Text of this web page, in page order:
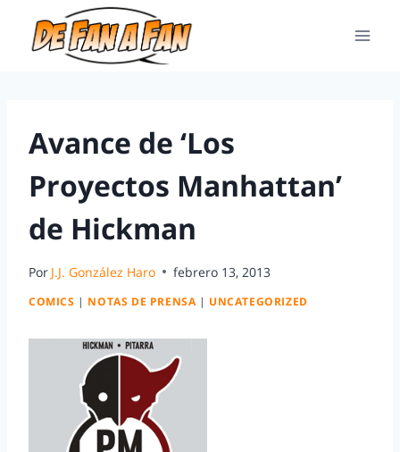
Avance de ‘Los
Proyectos Manhattan’
de Hickman
Por J.J. González Haro febrero 13, 2013
COMICS | NOTAS DE PRENSA | UNCATEGORIZED